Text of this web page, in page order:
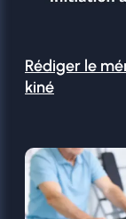
Rédiger le
kiné